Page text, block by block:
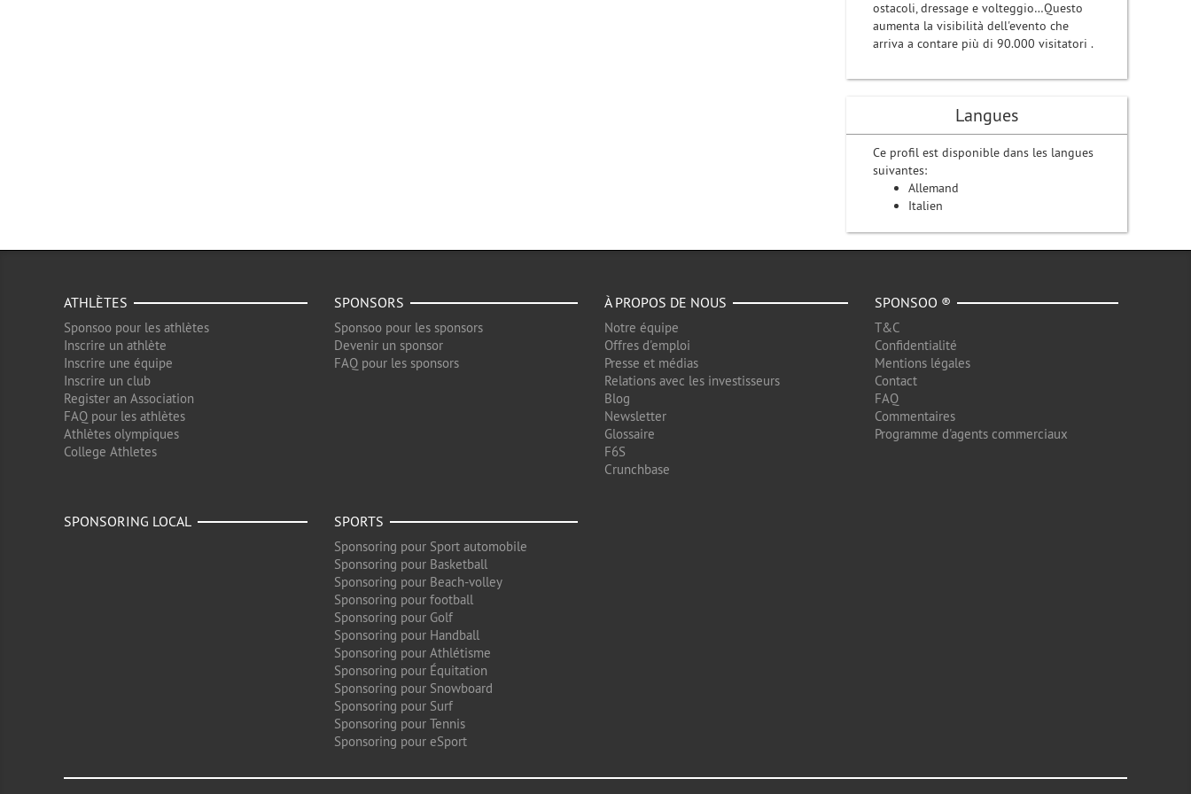
ostacoli, dressage e volteggio…Questo
aumenta la visibilità dell'evento che
arriva a contare più di 90.000 visitatori .
Langues
Ce profil est disponible dans les langues
suivantes:
Allemand
Italien
ATHLÈTES
Sponsoo pour les athlètes
Inscrire un athlète
Inscrire une équipe
Inscrire un club
Register an Association
FAQ pour les athlètes
Athlètes olympiques
College Athletes
SPONSORS
Sponsoo pour les sponsors
Devenir un sponsor
FAQ pour les sponsors
À PROPOS DE NOUS
Notre équipe
Offres d'emploi
Presse et médias
Relations avec les investisseurs
Blog
Newsletter
Glossaire
F6S
Crunchbase
SPONSOO ®
T&C
Confidentialité
Mentions légales
Contact
FAQ
Commentaires
Programme d'agents commerciaux
SPONSORING LOCAL SPORTS
Sponsoring pour Sport automobile
Sponsoring pour Basketball
Sponsoring pour Beach-volley
Sponsoring pour football
Sponsoring pour Golf
Sponsoring pour Handball
Sponsoring pour Athlétisme
Sponsoring pour Équitation
Sponsoring pour Snowboard
Sponsoring pour Surf
Sponsoring pour Tennis
Sponsoring pour eSport